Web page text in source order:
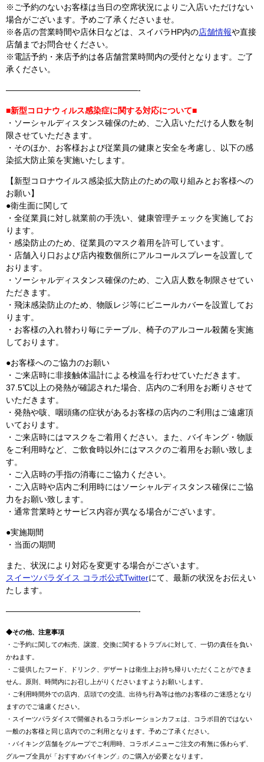
※ご予約のないお客様は当日の空席状況によりご入店いただけない
場合がございます。予めご了承くださいませ。
※各店の営業時間や店休日などは、スイパラHP内の店舗情報や直接
店舗までお問合せください。
※電話予約・来店予約は各店舗営業時間内の受付となります。ご了
承ください。
————————————————-
■新型コロナウィルス感染症に関する対応について■
・ソーシャルディスタンス確保のため、ご入店いただける人数を制
限させていただきます。
・そのほか、お客様および従業員の健康と安全を考慮し、以下の感
染拡大防止策を実施いたします。
【新型コロナウイルス感染拡大防止のための取り組みとお客様への
お願い】
●衛生面に関して
・全従業員に対し就業前の手洗い、健康管理チェックを実施してお
ります。
・感染防止のため、従業員のマスク着用を許可しています。
・店舗入り口および店内複数個所にアルコールスプレーを設置して
おります。
・ソーシャルディスタンス確保のため、ご入店人数を制限させてい
ただきます。
・飛沫感染防止のため、物販レジ等にビニールカバーを設置してお
ります。
・お客様の入れ替わり毎にテーブル、椅子のアルコール殺菌を実施
しております。
●お客様へのご協力のお願い
・ご来店時に非接触体温計による検温を行わせていただきます。
37.5℃以上の発熱が確認された場合、店内のご利用をお断りさせて
いただきます。
・発熱や咳、咽頭痛の症状があるお客様の店内のご利用はご遠慮頂
いております。
・ご来店時にはマスクをご着用ください。また、バイキング・物販
をご利用時など、ご飲食時以外にはマスクのご着用をお願い致しま
す。
・ご入店時の手指の消毒にご協力ください。
・ご入店時や店内ご利用時にはソーシャルディスタンス確保にご協
力をお願い致します。
・通常営業時とサービス内容が異なる場合がございます。
●実施期間
・当面の期間
また、状況により対応を変更する場合がございます。
スイーツパラダイス コラボ公式Twitterにて、最新の状況をお伝えい
たします。
————————————————-
◆その他、注意事項
・ご予約に関しての転売、譲渡、交換に関するトラブルに対して、一切の責任を負い
かねます。
・ご提供したフード、ドリンク、デザートは衛生上お持ち帰りいただくことができま
せん。原則、時間内にお召し上がりくださいますようお願いします。
・ご利用時間外での店内、店頭での交流、出待ち行為等は他のお客様のご迷惑となり
ますのでご遠慮ください。
・スイーツパラダイスで開催されるコラボレーションカフェは、コラボ目的ではない
一般のお客様と同じ店内でのご利用となります。予めご了承ください。
・バイキング店舗をグループでご利用時、コラボメニューご注文の有無に係わらず、
グループ全員が「おすすめバイキング」のご購入が必要となります。